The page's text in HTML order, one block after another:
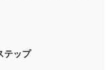
テップ